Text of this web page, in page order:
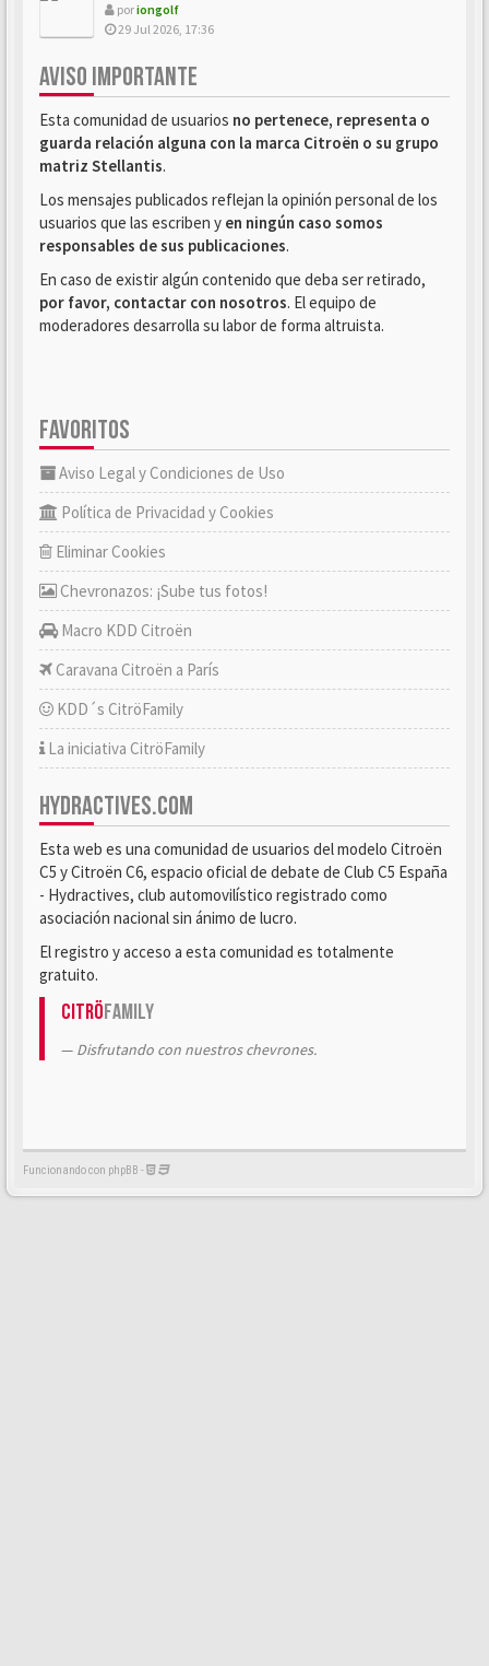
poriongolf
29 Jul 2026, 17:36
AVISO IMPORTANTE
Esta comunidad de usuarios no pertenece, representa o
guarda relación alguna con la marca Citroën o su grupo
matriz Stellantis.
Los mensajes publicados reflejan la opinión personal de los
usuarios que las escriben y en ningún caso somos
responsables de sus publicaciones.
En caso de existir algún contenido que deba ser retirado,
por favor, contactar con nosotros. El equipo de
moderadores desarrolla su labor de forma altruista.
FAVORITOS
Aviso Legal y Condiciones de Uso
Política de Privacidad y Cookies
Eliminar Cookies
Chevronazos: ¡Sube tus fotos!
Macro KDD Citroën
Caravana Citroën a París
KDD´s CitröFamily
La iniciativa CitröFamily
HYDRACTIVES.COM
Esta web es una comunidad de usuarios del modelo Citroën
C5 y Citroën C6, espacio oficial de debate de Club C5 España
- Hydractives, club automovilístico registrado como
asociación nacional sin ánimo de lucro.
El registro y acceso a esta comunidad es totalmente
gratuito.
CitröFamily
Disfrutando con nuestros chevrones.
Funcionando con phpBB -